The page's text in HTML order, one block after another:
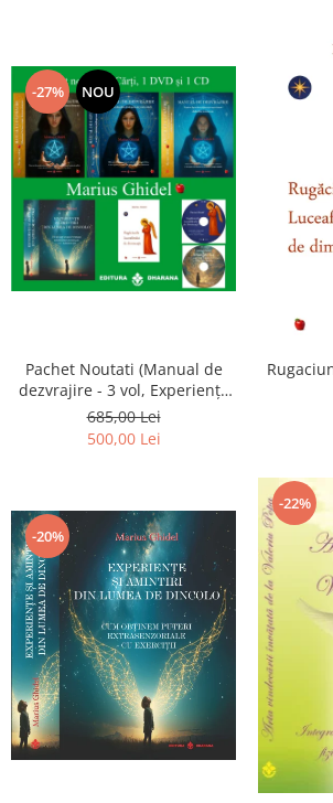
-27% NOU
Pachet Noutati (Manual de
dezvrajire - 3 vol, Experiențe
și amintiri, Rugăciunile
Luceafarului de dimineata) -
Marius Ghidel
685,00 Lei
500,00 Lei
-20%
-22%